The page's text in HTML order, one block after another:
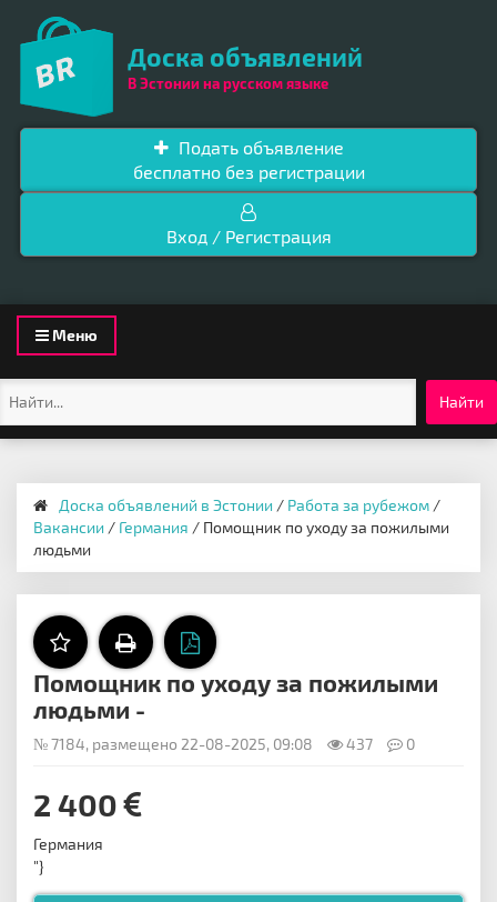
Доска объявлений
В Эстонии на русском языке
Подать объявление
бесплатно без регистрации
Вход / Регистрация
Toggle
navigation
Меню
Найти
Доска объявлений в Эстонии / Работа за рубежом /
Вакансии / Германия / Помощник по уходу за пожилыми
людьми
Помощник по уходу за пожилыми
людьми -
№ 7184, размещено 22-08-2025, 09:08 437 0
2 400
Германия
"}